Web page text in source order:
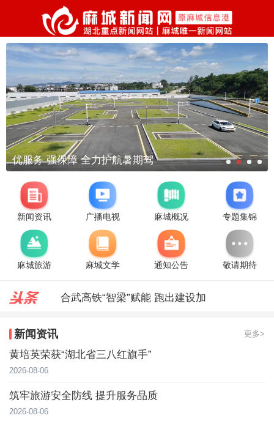
优服务 强保障 全力护航暑期驾
新闻资讯 广播电视 麻城概况 专题集锦
麻城旅游 麻城文学 通知公告 敬请期待
合武高铁“智梁”赋能 跑出建设加
裴永波走访慰问驻麻武警官兵
新闻资讯 更多>
黄培英荣获“湖北省三八红旗手”
2026-08-06
筑牢旅游安全防线 提升服务品质
2026-08-06